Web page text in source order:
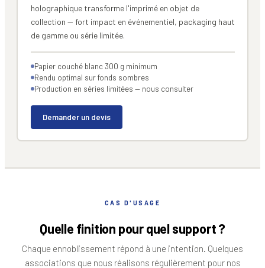
holographique transforme l'imprimé en objet de
collection — fort impact en événementiel, packaging haut
de gamme ou série limitée.
Papier couché blanc 300 g minimum
Rendu optimal sur fonds sombres
Production en séries limitées — nous consulter
Demander un devis
CAS D'USAGE
Quelle finition pour quel support ?
Chaque ennoblissement répond à une intention. Quelques
associations que nous réalisons régulièrement pour nos